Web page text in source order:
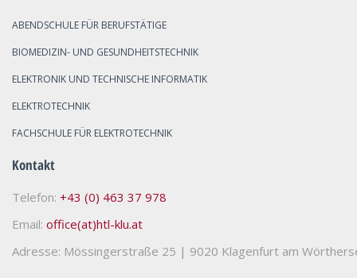
ABENDSCHULE FÜR BERUFSTÄTIGE
BIOMEDIZIN- UND GESUNDHEITSTECHNIK
ELEKTRONIK UND TECHNISCHE INFORMATIK
ELEKTROTECHNIK
FACHSCHULE FÜR ELEKTROTECHNIK
Kontakt
Telefon: +43 (0) 463 37 978
Email: office(at)htl-klu.at
Adresse: Mössingerstraße 25 | 9020 Klagenfurt am